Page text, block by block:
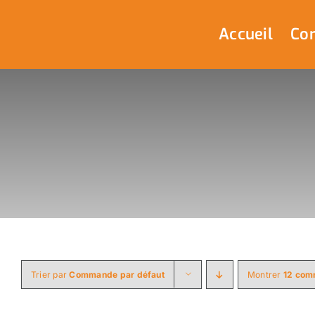
Accueil
Trier parCommande par défaut Montrer 12